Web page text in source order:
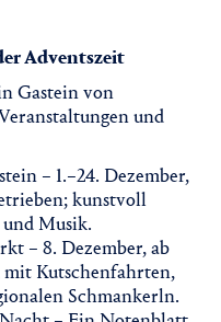
Adventszeit
Gastein von
und
– 1.–24. Dezember,
kunstvoll
Musik.
– 8. Dezember, ab
Kutschenfahrten,
Schmankerln.